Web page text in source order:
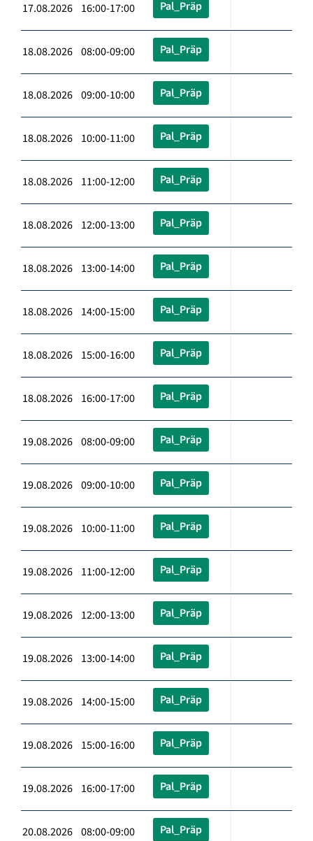
17.08.2026 16:00-17:00 Pal_Präp
18.08.2026 08:00-09:00 Pal_Präp
18.08.2026 09:00-10:00 Pal_Präp
18.08.2026 10:00-11:00 Pal_Präp
18.08.2026 11:00-12:00 Pal_Präp
18.08.2026 12:00-13:00 Pal_Präp
18.08.2026 13:00-14:00 Pal_Präp
18.08.2026 14:00-15:00 Pal_Präp
18.08.2026 15:00-16:00 Pal_Präp
18.08.2026 16:00-17:00 Pal_Präp
19.08.2026 08:00-09:00 Pal_Präp
19.08.2026 09:00-10:00 Pal_Präp
19.08.2026 10:00-11:00 Pal_Präp
19.08.2026 11:00-12:00 Pal_Präp
19.08.2026 12:00-13:00 Pal_Präp
19.08.2026 13:00-14:00 Pal_Präp
19.08.2026 14:00-15:00 Pal_Präp
19.08.2026 15:00-16:00 Pal_Präp
19.08.2026 16:00-17:00 Pal_Präp
20.08.2026 08:00-09:00 Pal_Präp